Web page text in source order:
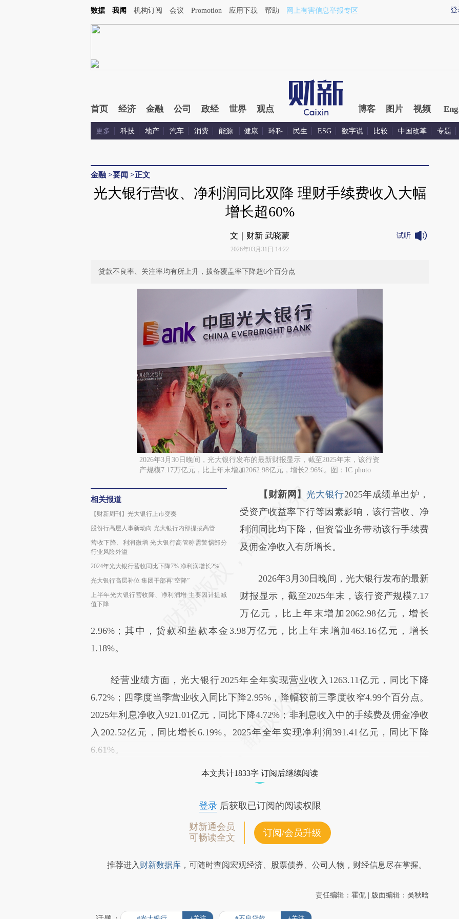
登
数据 我闻 机构订阅 会议 Promotion 应用下载 帮助 网上有害信息举报专区
首页 经济 金融 公司 政经 世界 观点 博客 图片 视频
更多 科技 地产 汽车 消费 能源 健康 环科 民生 ESG 数字说 比较 中国改革 专题
金融 >要闻 >正文
光大银行营收、净利润同比双降 理财手续费收入大幅
增长超60%
文｜财新 武晓蒙
2026年03月31日 14:22
试听
贷款不良率、关注率均有所上升，拨备覆盖率下降超6个百分点
2026年3月30日晚间，光大银行发布的最新财报显示，截至2025年末，该行资
产规模7.17万亿元，比上年末增加2062.98亿元，增长2.96%。图：IC photo
相关报道
【财新周刊】光大银行上市变奏
股份行高层人事新动向 光大银行内部提拔高管
营收下降、利润微增 光大银行高管称需警惕部分
行业风险外溢
2024年光大银行营收同比下降7% 净利润增长2%
光大银行高层补位 集团干部再“空降”
上半年光大银行营收降、净利润增 主要因计提减
值下降
【财新网】 光大银行2025年成绩单出炉，
受资产收益率下行等因素影响，该行营收、净
利润同比均下降，但资管业务带动该行手续费
及佣金净收入有所增长。
2026年3月30日晚间，光大银行发布的最新
财报显示，截至2025年末，该行资产规模7.17
万亿元，比上年末增加2062.98亿元，增长
2.96%；其中，贷款和垫款本金3.98万亿元，比上年末增加463.16亿元，增长
1.18%。
经营业绩方面，光大银行2025年全年实现营业收入1263.11亿元，同比下降
6.72%；四季度当季营业收入同比下降2.95%，降幅较前三季度收窄4.99个百分点。
2025年利息净收入921.01亿元，同比下降4.72%；非利息收入中的手续费及佣金净收
入202.52亿元，同比增长6.19%。2025年全年实现净利润391.41亿元，同比下降
6.61%。
本文共计1833字 订阅后继续阅读
登录后获取已订阅的阅读权限
财新通会员
可畅读全文
订阅/会员升级
推荐进入 财新数据库 ，可随时查阅宏观经济、股票债券、公司人物，财经信息尽在掌握。
责任编辑：霍侃 | 版面编辑：吴秋晗